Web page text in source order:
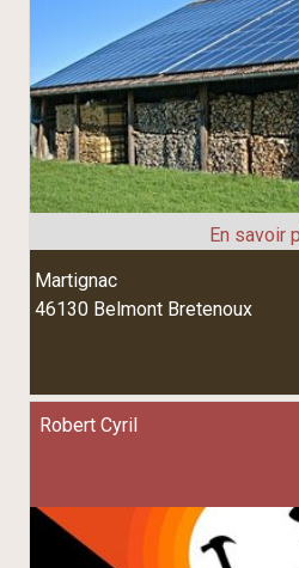
Martignac
46130 Belmont Bretenoux
Robert Cyril